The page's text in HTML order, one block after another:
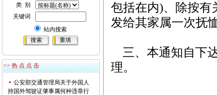
类 别
关键词
站内搜索
>> 热 点 点 击
公安部交通管理局关于外国人
持国外驾驶证肇事属何种违章行
包括在内)、除按有
发给其家属一次抚
三、本通知自下
理。